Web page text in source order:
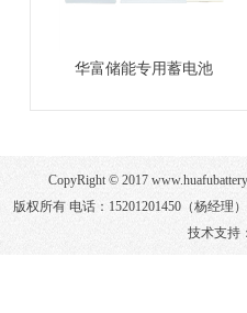
华富储能专用蓄电池
CopyRight © 2017
版权所有 电话：15201201450（杨经
技术支持